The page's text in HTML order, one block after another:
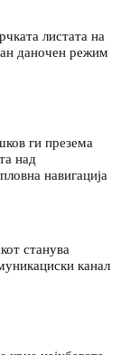
листата на
даночен режим
ги презема
над
навигација
станува
канал